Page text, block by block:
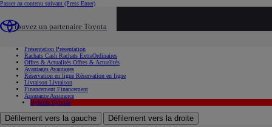
Passer au contenu suivant (Press Enter)
Trouvez un partenaire Toyota
Présentation Présentation
Rachats Cash Rachats ExtraOrdinaires
Offres & Actualités Offres & Actualités
Avantages Avantages
Réservation en ligne Réservation en ligne
Livraison Livraison
Financement Financement
Assurance Assurance
Hybride Hybride
Défilement vers la gauche Défilement vers la droite